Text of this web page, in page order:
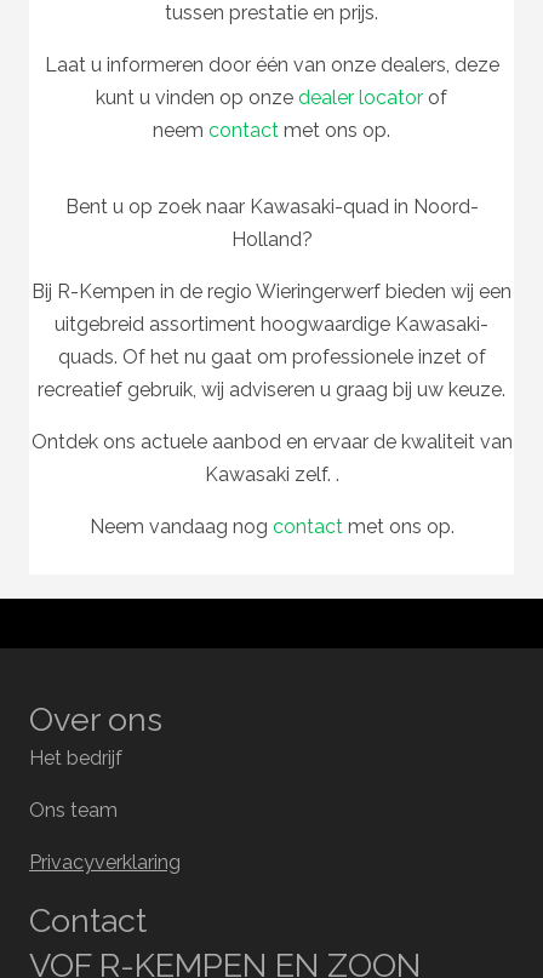
tussen prestatie en prijs.
Laat u informeren door één van onze dealers, deze
kunt u vinden op onze dealer locator of
neem contact met ons op.
Bent u op zoek naar Kawasaki-quad in Noord-
Holland?
Bij R-Kempen in de regio Wieringerwerf bieden wij een
uitgebreid assortiment hoogwaardige Kawasaki-
quads. Of het nu gaat om professionele inzet of
recreatief gebruik, wij adviseren u graag bij uw keuze.
Ontdek ons actuele aanbod en ervaar de kwaliteit van
Kawasaki zelf. .
Neem vandaag nog contactmet ons op.
Over ons
Het bedrijf
Ons team
Privacyverklaring
Contact
VOF R-KEMPEN EN ZOON